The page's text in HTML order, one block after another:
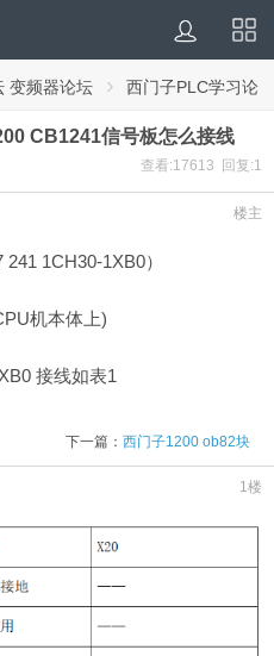
变频器论坛 ›
西门子PLC学习论
CB1241信号板怎么接线
查看:17613 回复:1
楼主
1CH30-1XB0）
机本体上)
接线如表1
下一篇： 西门子1200 ob82块
1楼